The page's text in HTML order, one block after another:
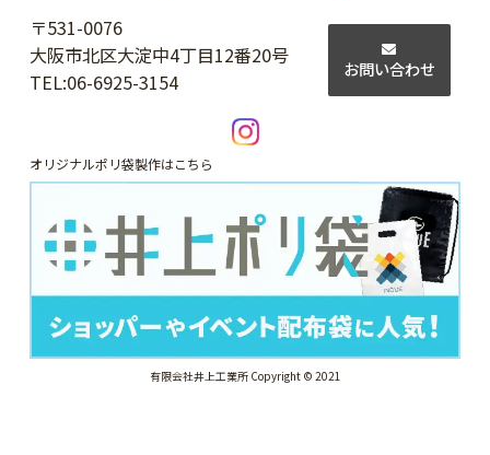
〒531-0076
大阪市北区大淀中4丁目12番20号
TEL:06-6925-3154
お問い合わせ
オリジナルポリ袋製作はこちら
有限会社井上工業所 Copyright © 2021